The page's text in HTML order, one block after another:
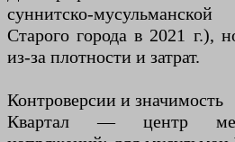
суннитско-
Старого города в 2021 г.),
из-за плотности и затрат.
Контроверсии и значимость
Квартал — центр